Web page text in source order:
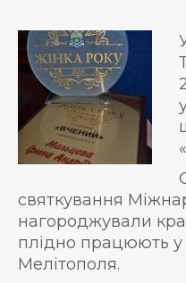
святкування
нагороджували
плідно працюють у
Мелітополя.